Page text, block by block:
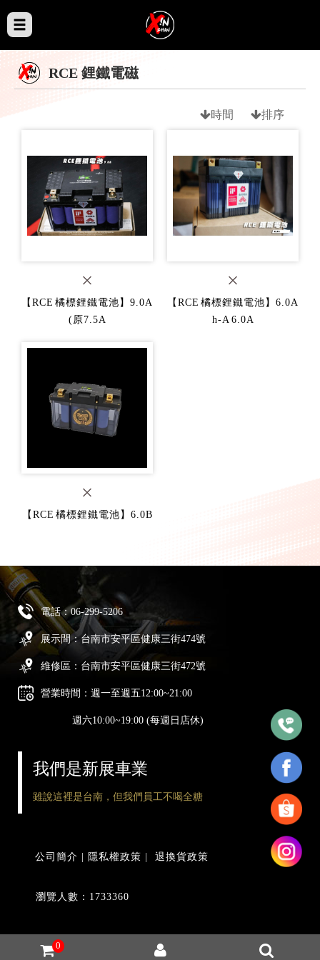
0
RCE 鋰鐵電磁
時間 排序
【RCE 橘標鋰鐵電池】9.0A
(原7.5A
【RCE 橘標鋰鐵電池】6.0A
h-A 6.0A
【RCE 橘標鋰鐵電池】6.0B
電話：06-299-5206
展示間：台南市安平區健康三街474號
維修區：台南市安平區健康三街472號
營業時間：週一至週五12:00~21:00
週六10:00~19:00 (每週日店休)
我們是新展車業
雖說這裡是台南，但我們員工不喝全糖
公司簡介 隱私權政策 退換貨政策
瀏覽人數：1733360